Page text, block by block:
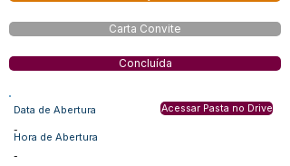
Carta Convite
Concluída
Data de Abertura
-
Hora de Abertura
-
Acessar Pasta no Drive